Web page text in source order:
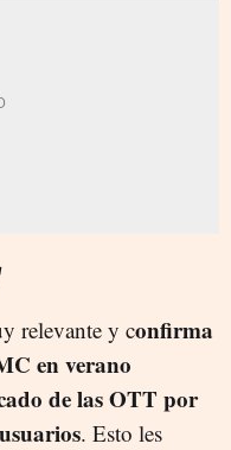
relevante y confirma
en verano
de las OTT por
. Esto les